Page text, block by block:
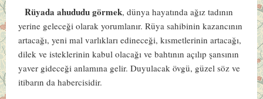
Rüyada ahududu görmek, dünya hayatında ağız tadının
yerine geleceği olarak yorumlanır. Rüya sahibinin kazancının
artacağı, yeni mal varlıkları edineceği, kısmetlerinin artacağı,
dilek ve isteklerinin kabul olacağı ve bahtının açılıp şansının
yaver gideceği anlamına gelir. Duyulacak övgü, güzel söz ve
itibarın da habercisidir.